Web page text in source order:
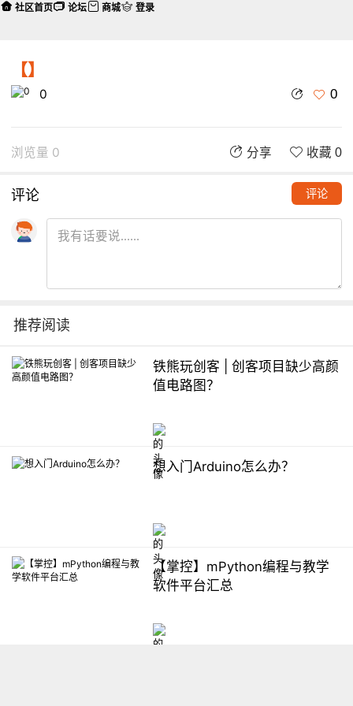
【】
0 0
浏览量 0 分享 收藏 0
评论 评论
推荐阅读
铁熊玩创客 | 创客项目缺少高颜
值电路图？
想入门Arduino怎么办？
【掌控】mPython编程与教学
软件平台汇总
社区首页 论坛 商城 登录